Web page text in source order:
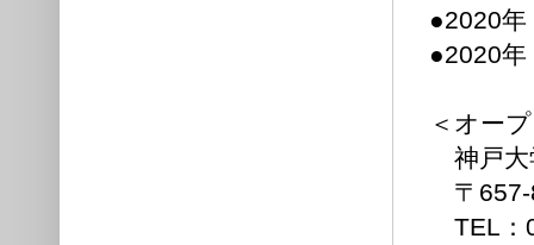
●2020
●2020
＜オー
神戸大
〒657-
TEL：